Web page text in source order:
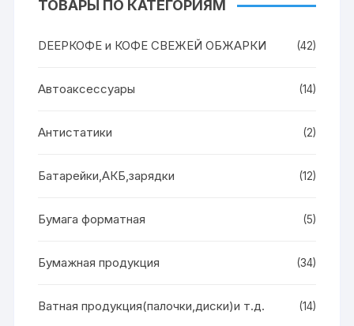
ТОВАРЫ ПО КАТЕГОРИЯМ
DEEPКОФЕ и КОФЕ СВЕЖЕЙ ОБЖАРКИ (42)
Автоаксессуары (14)
Антистатики (2)
Батарейки,АКБ,зарядки (12)
Бумага форматная (5)
Бумажная продукция (34)
Ватная продукция(палочки,диски)и т.д. (14)